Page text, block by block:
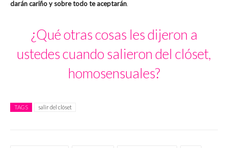
darán cariño y sobre todo te aceptarán.
¿Qué otras cosas les dijeron a
ustedes cuando salieron del clóset,
homosensuales?
TAGS salir del clóset